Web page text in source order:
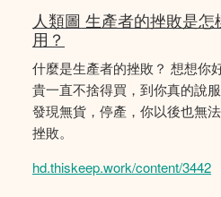
人類圖 生產者的挫敗是
用？
什麼是生產者的挫敗？ 想想你
貴一直不捨得買，到你真的說
發現無貨，停產，你以後也無
挫敗。
hd.thiskeep.work/content/3442